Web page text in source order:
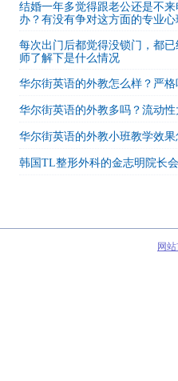
结婚一年多觉得跟老公还是不
办？有没有争对这方面的专业心
每次出门后都觉得没锁门，都
师了解下是什么情况
华尔街英语的外教怎么样？严格
华尔街英语的外教多吗？流动性
华尔街英语的外教小班教学效果
韩国TL整形外科的金志明院长
网